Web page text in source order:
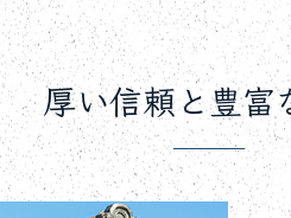
厚い信頼と豊富